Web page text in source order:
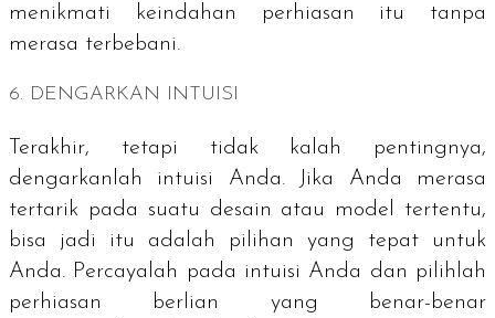
menikmati keindahan perhiasan itu tanpa
merasa terbebani.
6. DENGARKAN INTUISI
Terakhir, tetapi tidak kalah pentingnya,
dengarkanlah intuisi Anda. Jika Anda merasa
tertarik pada suatu desain atau model tertentu,
bisa jadi itu adalah pilihan yang tepat untuk
Anda. Percayalah pada intuisi Anda dan pilihlah
perhiasan berlian yang benar-benar